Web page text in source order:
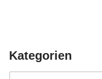
Kategorien